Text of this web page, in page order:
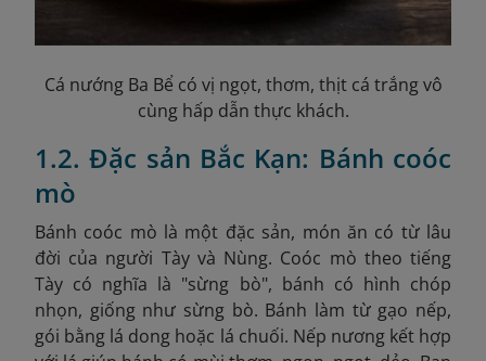
Cá nướng Ba Bể có vị ngọt, thơm, thịt cá trắng vô
cùng hấp dẫn thực khách.
1.2. Đặc sản Bắc Kạn: Bánh coóc
mò
Bánh coóc mò là một đặc sản, món ăn có từ lâu
đời của người Tày và Nùng. Coóc mò theo tiếng
Tày có nghĩa là "sừng bò", bánh có hình chóp
nhọn, giống như sừng bò. Bánh làm từ gạo nếp,
gói bằng lá dong hoặc lá chuối. Nếp nương kết hợp